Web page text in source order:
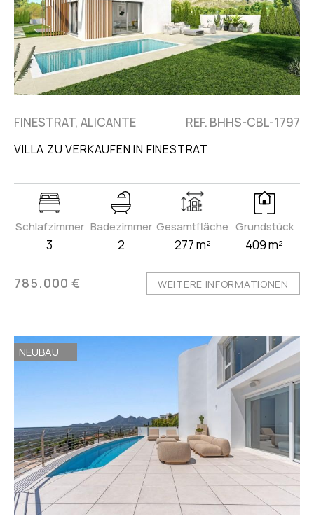
FINESTRAT, ALICANTE REF. BHHS-CBL-1797
VILLA ZU VERKAUFEN IN FINESTRAT
Schlafzimmer
3
Badezimmer
2
Gesamtfläche
277 m²
Grundstück
409 m²
785.000 € WEITERE INFORMATIONEN
NEUBAU